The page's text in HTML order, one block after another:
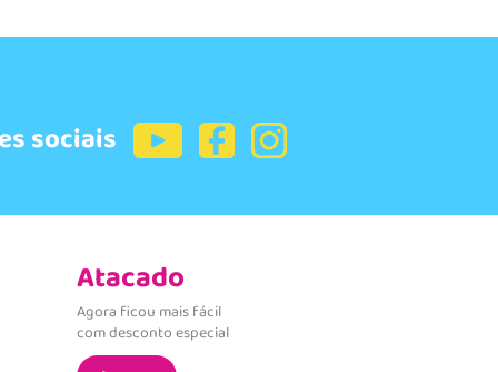
sociais
Atacado
Agora ficou mais fácil
com desconto especial